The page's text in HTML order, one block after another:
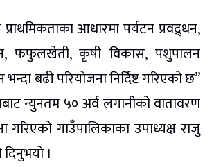
आधारमा पर्यटन प्रवद्र्धन,
फफुलखेती, कृषी विकास, पशुपालन
बढी परियोजना निर्दिष्ट गरिएको छ”
न्युनतम ५० अर्व लगानीको वातावरण
गरिएको गाउँपालिकाका उपाध्यक्ष राजु
।